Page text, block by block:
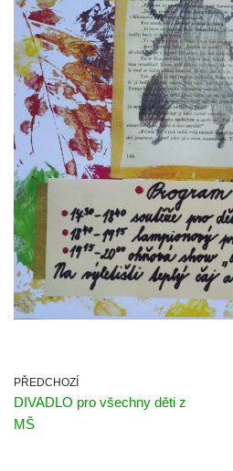
PŘEDCHOZÍ
DIVADLO pro všechny děti z
MŠ